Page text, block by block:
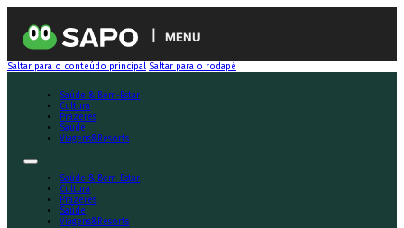
MENU
Saltar para o conteúdo principal Saltar para o rodapé
Saúde & Bem-Estar
Cultura
Prazeres
Saúde
Viagens&Resorts
Saúde & Bem-Estar
Cultura
Prazeres
Saúde
Viagens&Resorts